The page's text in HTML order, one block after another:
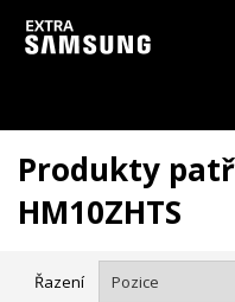
Vzhledem k aktuální situaci se
zpozdit.
Produkty
HM10ZHTS
Řazení